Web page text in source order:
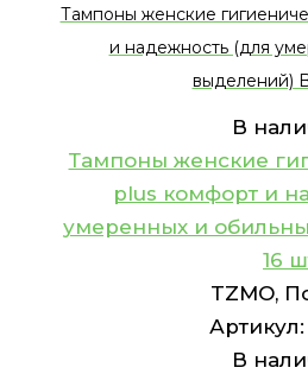
Тампоны женские
и надежность (для
выделений)
В
Тампоны женские
plus комфорт и
умеренных и
16
TZMO,
Артикул:
В